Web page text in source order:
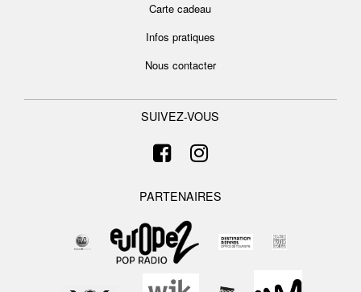
Carte cadeau
Infos pratiques
Nous contacter
SUIVEZ-VOUS
PARTENAIRES